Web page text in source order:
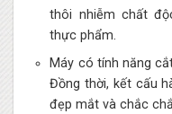
thôi nhiễm chất
thực phẩm.
Máy có tính năng
Đồng thời, kết cấu
đẹp mắt và chắc